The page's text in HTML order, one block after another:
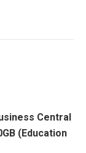
Central
(Education